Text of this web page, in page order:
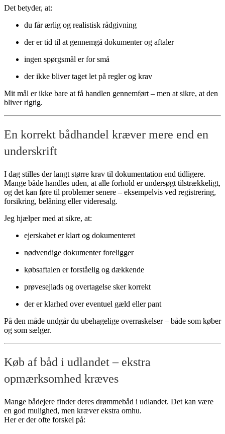
Det betyder, at:
du får ærlig og realistisk rådgivning
der er tid til at gennemgå dokumenter og aftaler
ingen spørgsmål er for små
der ikke bliver taget let på regler og krav
Mit mål er ikke bare at få handlen gennemført – men at sikre, at den
bliver rigtig.
En korrekt bådhandel kræver mere end en
underskrift
I dag stilles der langt større krav til dokumentation end tidligere.
Mange både handles uden, at alle forhold er undersøgt tilstrækkeligt,
og det kan føre til problemer senere – eksempelvis ved registrering,
forsikring, belåning eller videresalg.
Jeg hjælper med at sikre, at:
ejerskabet er klart og dokumenteret
nødvendige dokumenter foreligger
købsaftalen er forståelig og dækkende
prøvesejlads og overtagelse sker korrekt
der er klarhed over eventuel gæld eller pant
På den måde undgår du ubehagelige overraskelser – både som køber
og som sælger.
Køb af båd i udlandet – ekstra
opmærksomhed kræves
Mange bådejere finder deres drømmebåd i udlandet. Det kan være
en god mulighed, men kræver ekstra omhu.
Her er der ofte forskel på: